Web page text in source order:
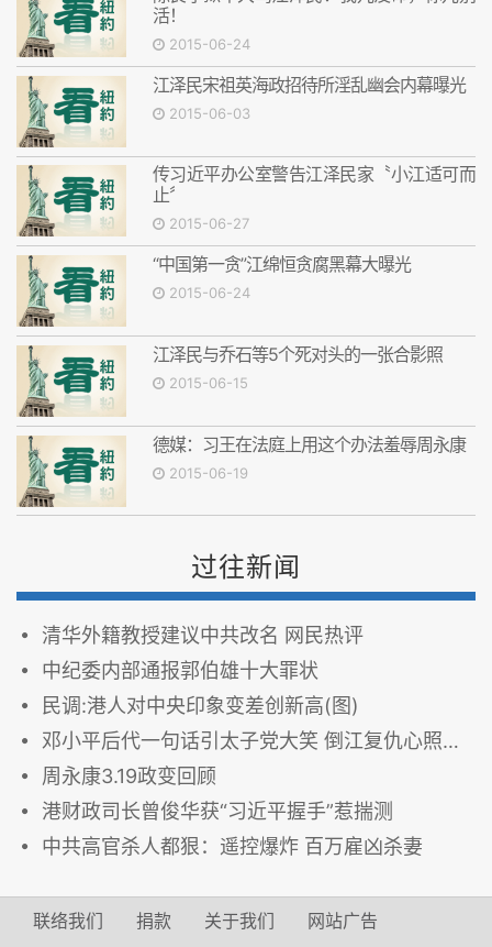
活！
2015-06-24
江泽民宋祖英海政招待所淫乱幽会内幕曝光
2015-06-03
传习近平办公室警告江泽民家〝小江适可而
止〞
2015-06-27
“中国第一贪”江绵恒贪腐黑幕大曝光
2015-06-24
江泽民与乔石等5个死对头的一张合影照
2015-06-15
德媒：习王在法庭上用这个办法羞辱周永康
2015-06-19
过往新闻
清华外籍教授建议中共改名 网民热评
中纪委内部通报郭伯雄十大罪状
民调:港人对中央印象变差创新高(图)
邓小平后代一句话引太子党大笑 倒江复仇心照不宣
周永康3.19政变回顾
港财政司长曾俊华获“习近平握手”惹揣测
中共高官杀人都狠：遥控爆炸 百万雇凶杀妻
联络我们 捐款 关于我们 网站广告